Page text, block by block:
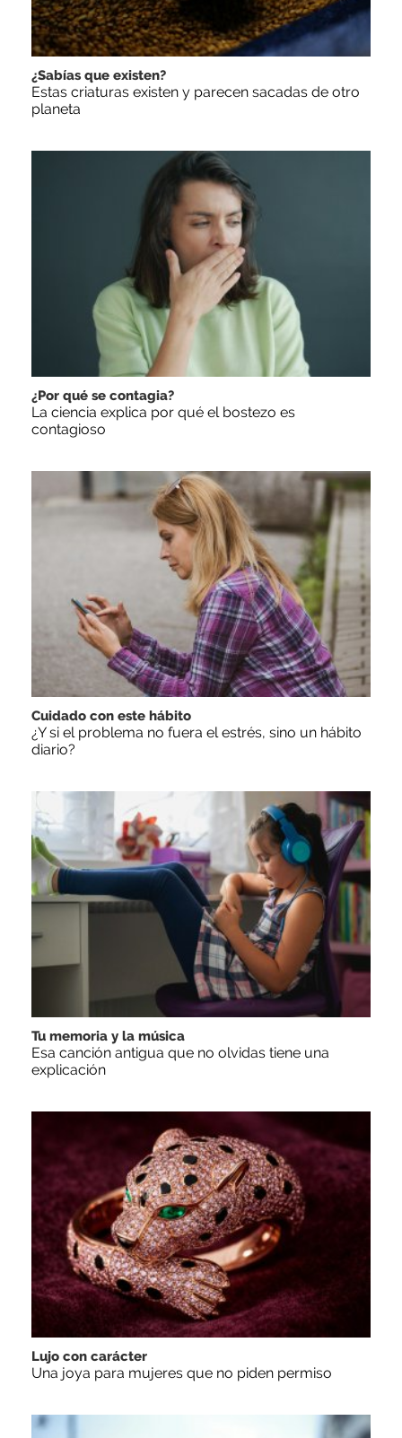
¿Sabías que existen?
Estas criaturas existen y parecen sacadas de otro
planeta
¿Por qué se contagia?
La ciencia explica por qué el bostezo es
contagioso
Cuidado con este hábito
¿Y si el problema no fuera el estrés, sino un hábito
diario?
Tu memoria y la música
Esa canción antigua que no olvidas tiene una
explicación
Lujo con carácter
Una joya para mujeres que no piden permiso